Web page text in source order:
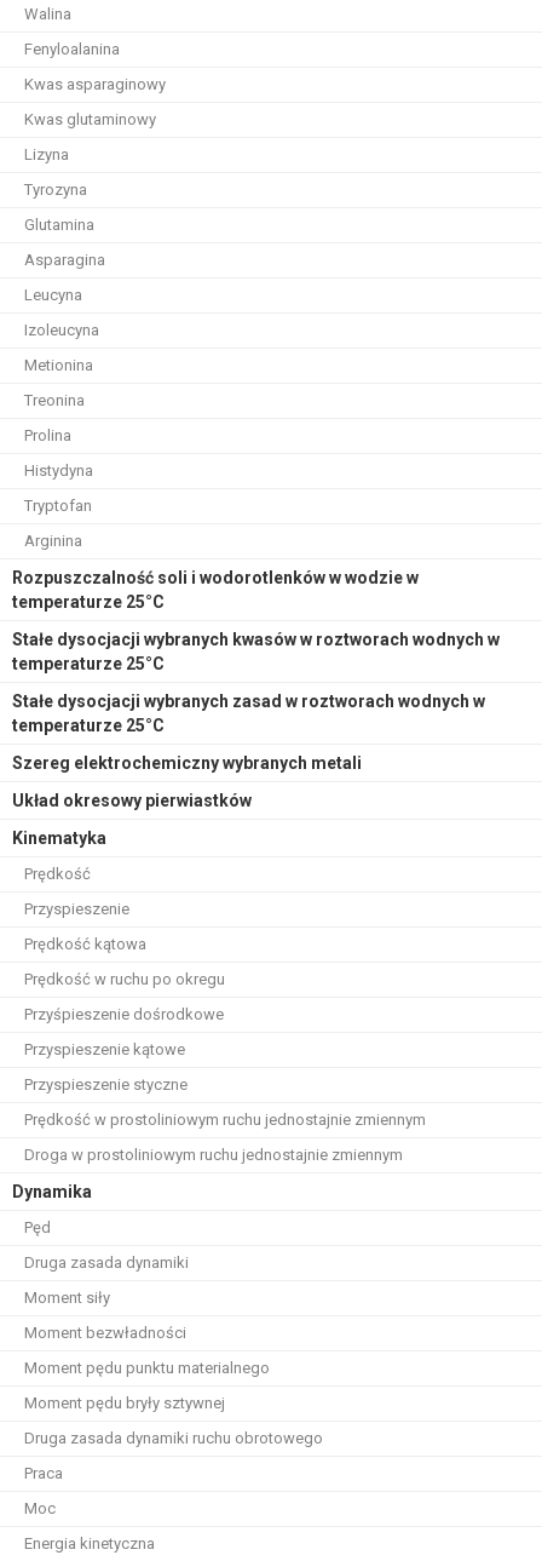
Walina
Fenyloalanina
Kwas asparaginowy
Kwas glutaminowy
Lizyna
Tyrozyna
Glutamina
Asparagina
Leucyna
Izoleucyna
Metionina
Treonina
Prolina
Histydyna
Tryptofan
Arginina
Rozpuszczalność soli i wodorotlenków w wodzie w
temperaturze 25°C
Stałe dysocjacji wybranych kwasów w roztworach wodnych w
temperaturze 25°C
Stałe dysocjacji wybranych zasad w roztworach wodnych w
temperaturze 25°C
Szereg elektrochemiczny wybranych metali
Układ okresowy pierwiastków
Kinematyka
Prędkość
Przyspieszenie
Prędkość kątowa
Prędkość w ruchu po okregu
Przyśpieszenie dośrodkowe
Przyspieszenie kątowe
Przyspieszenie styczne
Prędkość w prostoliniowym ruchu jednostajnie zmiennym
Droga w prostoliniowym ruchu jednostajnie zmiennym
Dynamika
Pęd
Druga zasada dynamiki
Moment siły
Moment bezwładności
Moment pędu punktu materialnego
Moment pędu bryły sztywnej
Druga zasada dynamiki ruchu obrotowego
Praca
Moc
Energia kinetyczna